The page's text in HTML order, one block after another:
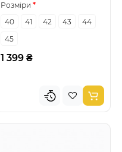
Розміри
40
41 42 43
44
45
1 399 ₴